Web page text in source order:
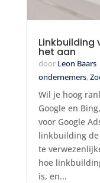
Linkbuilding
het aan
door Leon Baars|
ondernemers,
Wil je hoog
Google en
voor Google
linkbuilding
te
hoe
is, en...